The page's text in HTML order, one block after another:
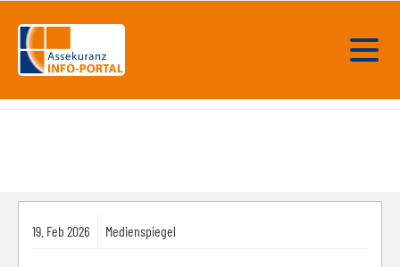
19. Feb 2026 Medienspiegel